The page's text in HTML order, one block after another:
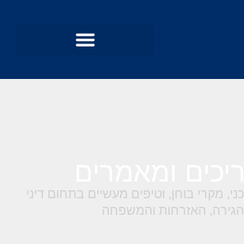
מקרי בוחן, וטיפים מעשיים בתחום דיני
האזרחות והמשפחה